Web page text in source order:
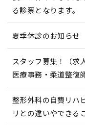
る診察となります。
夏季休診のお知らせ
スタッフ募集！（求
医療事務・柔道整復師
整形外科の自費リハ
リとの違いやできる